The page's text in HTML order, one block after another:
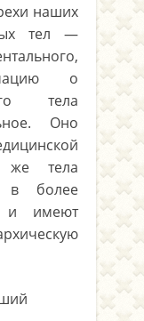
наших
тел —
о
тела
Оно
же тела
в более
и имеют